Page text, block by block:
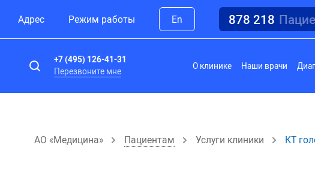
Адрес Режим работы En 878 218
+7 (495) 126-41-31
Перезвоните мне
О клинике Наши врачи
АО «Медицина» Пациентам Услуги клиники КТ